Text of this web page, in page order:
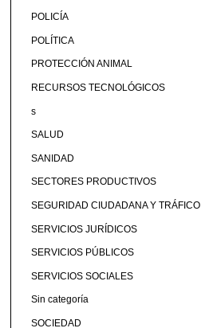
POLICÍA
POLÍTICA
PROTECCIÓN ANIMAL
RECURSOS TECNOLÓGICOS
s
SALUD
SANIDAD
SECTORES PRODUCTIVOS
SEGURIDAD CIUDADANA Y TRÁFICO
SERVICIOS JURÍDICOS
SERVICIOS PÚBLICOS
SERVICIOS SOCIALES
Sin categoría
SOCIEDAD